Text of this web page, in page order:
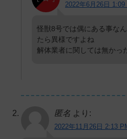
2022年6月26日 1:09
怪獣8号では偶にある事な
たら異様ですよね
解体業者に関しては無かっ
匿名 より:
2022年11月26日 2:13